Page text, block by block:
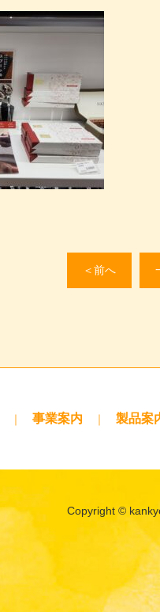
＜前へ
事業案内 製品案
Copyright ©